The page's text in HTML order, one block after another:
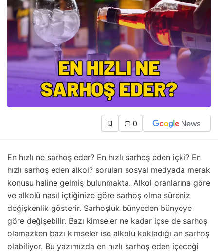
0
En hızlı ne sarhoş eder? En hızlı sarhoş eden içki? En
hızlı sarhoş eden alkol? soruları sosyal medyada merak
konusu haline gelmiş bulunmakta. Alkol oranlarına göre
ve alkolü nasıl içtiğinize göre sarhoş olma süreniz
değişkenlik gösterir. Sarhoşluk bünyeden bünyeye
göre değişebilir. Bazı kimseler ne kadar içse de sarhoş
olamazken bazı kimseler ise alkolü kokladığı an sarhoş
olabiliyor. Bu yazımızda en hızlı sarhoş eden içeceği